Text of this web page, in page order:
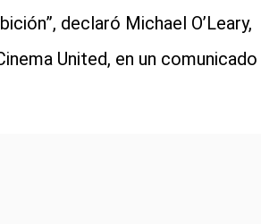
declaró Michael O’Leary,
United, en un comunicado